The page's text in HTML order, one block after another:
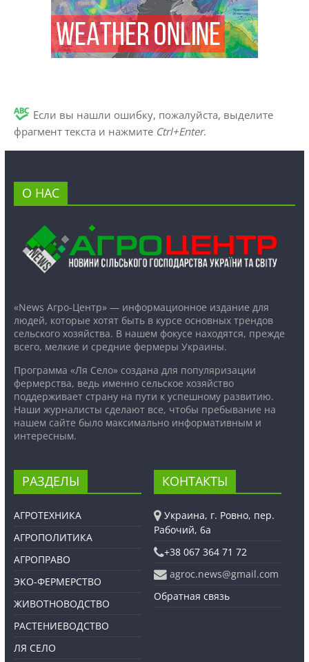
Если вы нашли ошибку, пожалуйста, выделите
фрагмент текста и нажмите Ctrl+Enter.
О НАС
«News Агро-Центр» — информационное издание для
людей, которые хотят быть в курсе основных трендов
сельского хозяйства. В нашем фокусе находятся, прежде
всего, мелкие и средние фермеры Украины.
Программа «Ля Село» создана для популяризации
фермерства, ведь именно сельское хозяйство
поддерживает страну на пути к успешному развитию.
Наши журналисты сделают все, чтобы пребывание на
нашем сайте было максимально информативным и
интересным.
РАЗДЕЛЫ
АГРОТЕХНИКА
АГРОПОЛИТИКА
АГРОПРАВО
ЭКО-ФЕРМЕРСТВО
ЖИВОТНОВОДСТВО
РАСТЕНИЕВОДСТВО
ЛЯ СЕЛО
КОНТАКТЫ
Украина, г. Ровно, пер.
Рабочий, 6а
+38 067 364 71 72
agroc.news@gmail.com
Обратная связь